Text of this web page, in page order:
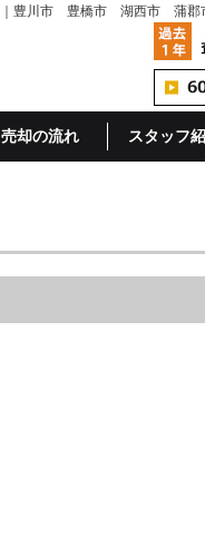
売却の流れ スタッフ